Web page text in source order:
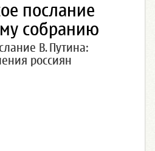
послание
собранию
В. Путина:
россиян